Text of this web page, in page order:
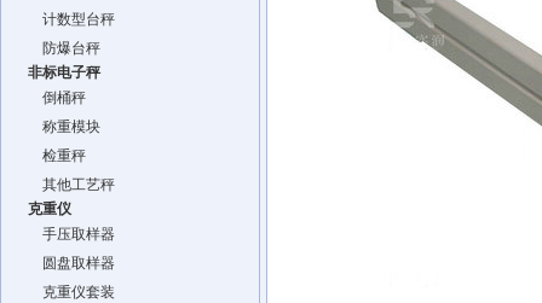
计数型台秤
防爆台秤
非标电子秤
倒桶秤
称重模块
检重秤
其他工艺秤
克重仪
手压取样器
圆盘取样器
克重仪套装